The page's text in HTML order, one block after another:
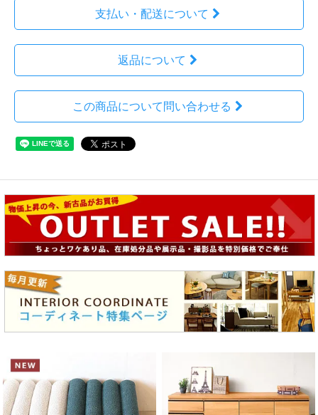
支払い・配送について
返品について
この商品について問い合わせる